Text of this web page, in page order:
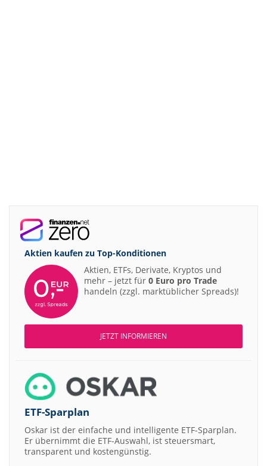
Aktien kaufen zu Top-Konditionen
Aktien, ETFs, Derivate, Kryptos und
mehr – jetzt für 0 Euro pro Trade
handeln (zzgl. marktüblicher Spreads)!
JETZT INFORMIEREN
ETF-Sparplan
Oskar ist der einfache und intelligente ETF-Sparplan.
Er übernimmt die ETF-Auswahl, ist steuersmart,
transparent und kostengünstig.